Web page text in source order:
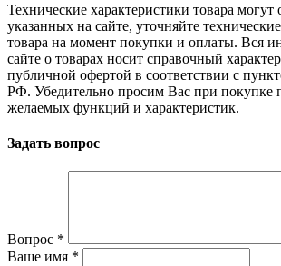
Технические характеристики товара могут
указанных на сайте, уточняйте
товара на момент покупки и оплаты. Вся
сайте о товарах носит справочный
публичной офертой в соответствии с
РФ. Убедительно просим Вас при покупке
желаемых функций и характеристик.
Задать вопрос
Вопрос *
Ваше имя *